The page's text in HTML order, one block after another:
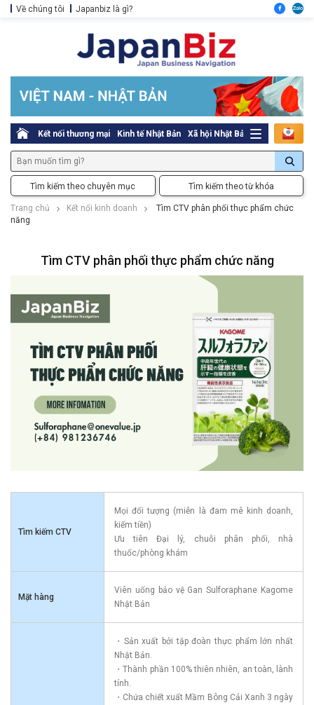
Về chúng tôi Japanbiz là gì?
Kết nối thương mại Kinh tế Nhật Bản Xã hội Nhật Bản Thủ tục pháp
Tìm kiếm theo chuyên mục Tìm kiếm theo từ khóa
Trang chủ Kết nối kinh doanh
Tìm CTV phân phối thực phẩm chức
năng
Tìm CTV phân phối thực phẩm chức năng
Tìm kiếm CTV
Mọi đối tượng (miễn là đam mê kinh doanh,
kiếm tiền)
Ưu tiên Đại lý, chuỗi phân phối, nhà
thuốc/phòng khám
Mặt hàng
Viên uống bảo vệ Gan Sulforaphane Kagome
Nhật Bản
・Sản xuất bởi tập đoàn thực phẩm lớn nhất
Nhật Bản.
・Thành phần 100% thiên nhiên, an toàn, lành
tính.
・Chứa chiết xuất Mầm Bông Cải Xanh 3 ngày